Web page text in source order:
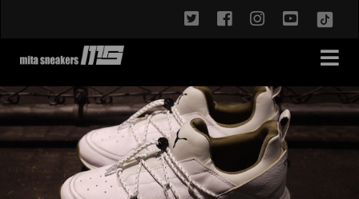
twitterfacebookinstagram